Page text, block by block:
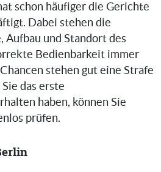
schon häufiger die Gerichte
Dabei stehen die
und Standort des
Bedienbarkeit immer
stehen gut eine Strafe
das erste
haben, können Sie
prüfen.